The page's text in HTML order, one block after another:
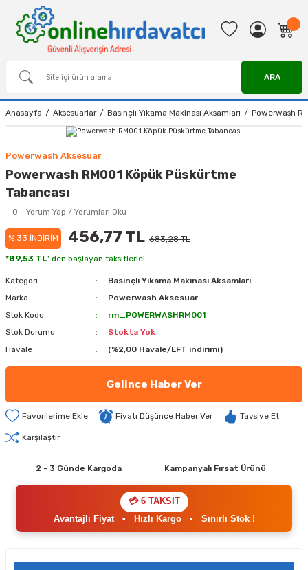
ARA
Anasayfa Aksesuarlar Basınçlı Yıkama Makinası Aksamları Powerwash
Powerwash Aksesuar
Powerwash RM001 Köpük Püskürtme
Tabancası
0 - Yorum Yap / Yorumları Oku
% 33 İNDİRİM 456,77 TL 683,28 TL
*89,53 TL' den başlayan taksitlerle!
Kategori
Basınçlı Yıkama Makinası Aksamları
Marka
Powerwash Aksesuar
Stok Kodu
rm_POWERWASHRM001
Stok Durumu
Stokta Yok
Havale
(%2,00 Havale/EFT indirimi)
Gelince Haber Ver
Fiyatı Düşünce Haber Ver Tavsiye Et
Karşılaştır
2 - 3 Günde Kargoda Kampanyalı Fırsat Ürünü
💳 6 TAKSİT
Avantajlı Fiyat• Hızlı Kargo• Sınırlı Stok !